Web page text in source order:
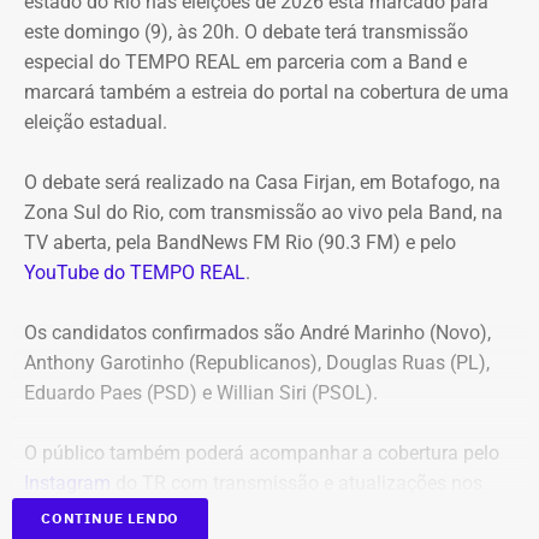
(locação de maquinários e equipamentos). Na ocasião, a
Corte ordenou também a suspensão imediata dos
pagamentos decorrentes do acordo milionário, que
ultrapassava R$ 100 milhões.
Montebello Willeman, que apontou uma série de
irregularidades no planejamento da concorrência
eletrônica SRP nº 041/2025 e concluiu que os problemas
comprometem a competitividade do certame e, além
a Secretaria Municipal de Obras e Agricultura e a empresa
vencedora.
ausência de estudo comparativo entre a locação e a
compra dos equipamentos
de preços e dos quantitativos, além da concentração de
este domingo (9), às 20h. O debate terá transmissão
especial do TEMPO REAL em parceria com a Band e
marcará também a estreia do portal na cobertura de uma
eleição estadual.
O debate será realizado na Casa Firjan, em Botafogo, na
Zona Sul do Rio, com transmissão ao vivo pela Band, na
TV aberta, pela BandNews FM Rio (90.3 FM) e pelo
YouTube do TEMPO REAL.
Os candidatos confirmados são André Marinho (Novo),
Anthony Garotinho (Republicanos), Douglas Ruas (PL),
Eduardo Paes (PSD) e Willian Siri (PSOL).
O público também poderá acompanhar a cobertura pelo
Instagram
Stories.
CONTINUE LENDO